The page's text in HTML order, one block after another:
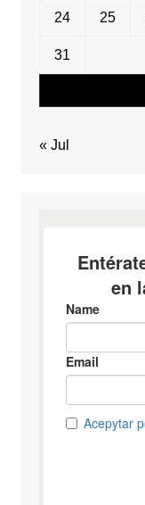
24 25
31
« Jul